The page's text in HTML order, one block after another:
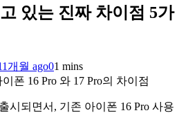
있는 진짜 차이점 5가
개월 ago01 mins
이폰 16 Pro 와 17 Pro의 차이점
시되면서, 기존 아이폰 16 Pro 사용